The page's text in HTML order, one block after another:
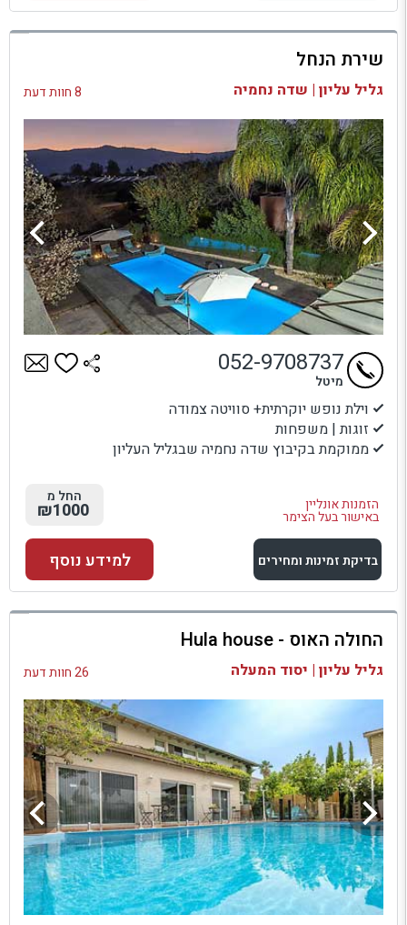
למתחם זה
בדיקת זמינות ומחירים
שירת הנחל
גליל עליון | שדה נחמיה 8 חוות דעת
וילת נופש יוקרתית+ סוויטה צמודה
זוגות | משפחות
ממוקמת בקיבוץ שדה נחמיה שבגליל העליון
הזמנות אונליין
באישור בעל הצימר
052-9708737
מיטל
החל מ
₪1000
בדיקת זמינות ומחירים
למתחם זה
בדיקת זמינות ומחירים
למידע נוסף
החולה האוס - Hula house
גליל עליון | יסוד המעלה 26 חוות דעת